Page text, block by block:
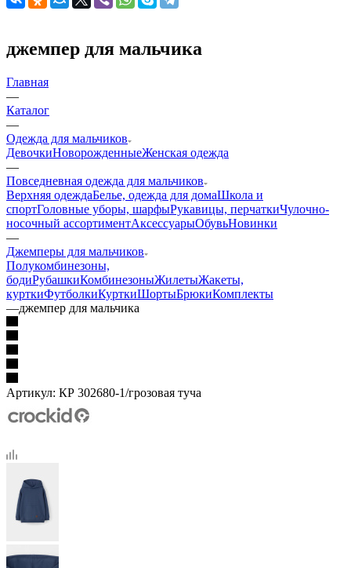
джемпер для мальчика
Главная
—
Каталог
—
Одежда для мальчиков
ДевочкиНоворожденныеЖенская одежда
—
Повседневная одежда для мальчиков
Верхняя одеждаБелье, одежда для домаШкола и
спортГоловные уборы, шарфыРукавицы, перчаткиЧулочно-
носочный ассортиментАксессуарыОбувьНовинки
—
Джемперы для мальчиков
Полукомбинезоны,
бодиРубашкиКомбинезоныЖилетыЖакеты,
курткиФутболкиКурткиШортыБрюкиКомплекты
—джемпер для мальчика
Артикул: КР 302680-1/грозовая туча